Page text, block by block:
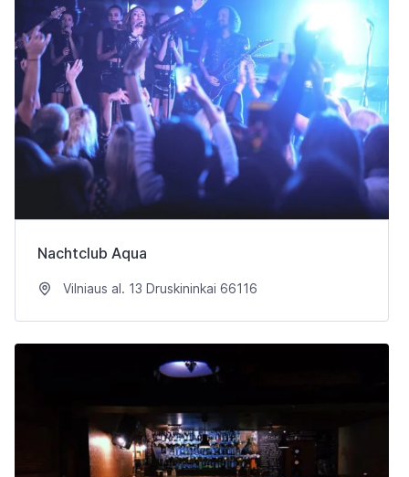
Nachtclub Aqua
Vilniaus al. 13 Druskininkai 66116